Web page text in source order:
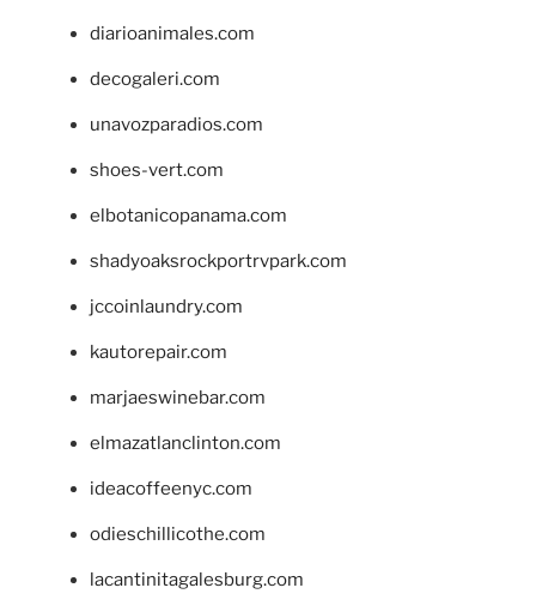
diarioanimales.com
decogaleri.com
unavozparadios.com
shoes-vert.com
elbotanicopanama.com
shadyoaksrockportrvpark.com
jccoinlaundry.com
kautorepair.com
marjaeswinebar.com
elmazatlanclinton.com
ideacoffeenyc.com
odieschillicothe.com
lacantinitagalesburg.com